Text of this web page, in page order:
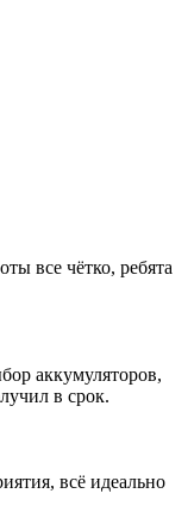
все чётко, ребята
аккумуляторов,
в срок.
всё идеально